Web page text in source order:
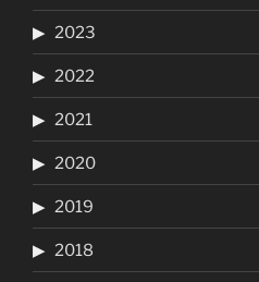
2023
2022
2021
2020
2019
2018